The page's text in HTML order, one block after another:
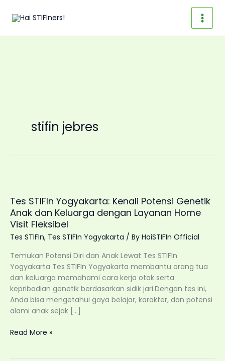
stifin jebres
Tes STIFIn Yogyakarta: Kenali Potensi Genetik
Anak dan Keluarga dengan Layanan Home
Visit Fleksibel
Tes STIFIn, Tes STIFIn Yogyakarta / By HaiSTIFIn Official
Temukan Potensi Diri dan Anak Lewat Tes STIFIn
Yogyakarta Tes STIFIn Yogyakarta membantu orang tua
dan keluarga memahami cara kerja otak serta
kepribadian genetik berdasarkan sidik jari.Dengan tes ini,
Anda bisa mengetahui gaya belajar, karakter, dan potensi
alami anak sejak […]
Tes
Read More »